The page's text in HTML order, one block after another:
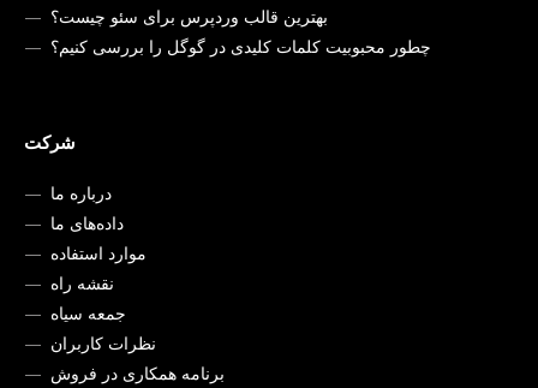
بهترین قالب وردپرس برای سئو چیست؟
چطور محبوبیت کلمات کلیدی در گوگل را بررسی کنیم؟
شرکت
درباره ما
داده‌های ما
موارد استفاده
نقشه راه
جمعه سیاه
نظرات کاربران
برنامه همکاری در فروش